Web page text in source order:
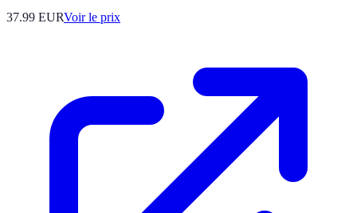
37.99 EURVoir le prix